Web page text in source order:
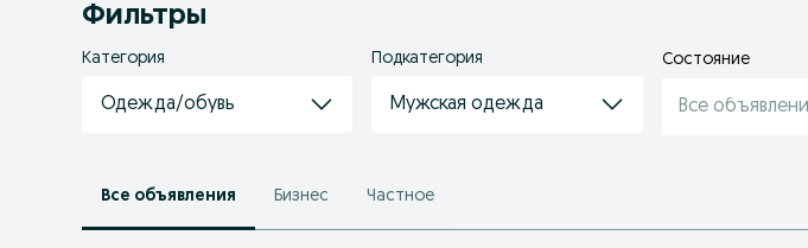
Фильтры
Категория
Одежда/обувь
Подкатегория
Мужская одежда
Состояние
Все
Все объявления Бизнес Частное